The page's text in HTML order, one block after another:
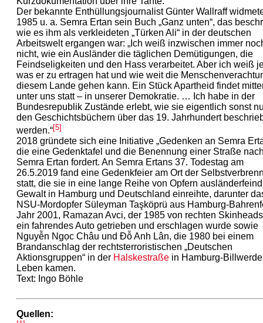
Der bekannte Enthüllungsjournalist Günter Wallraff
1985 u. a. Semra Ertan sein Buch „Ganz unten“, das
wie es ihm als verkleideten „Türken Ali“ in der deutschen
Arbeitswelt ergangen war: „Ich weiß inzwischen immer
nicht, wie ein Ausländer die täglichen Demütigungen, die
Feindseligkeiten und den Hass verarbeitet. Aber ich weiß
was er zu ertragen hat und wie weit die
diesem Lande gehen kann. Ein Stück Apartheid findet
unter uns statt – in unserer Demokratie. … Ich habe in der
Bundesrepublik Zustände erlebt, wie sie eigentlich sonst
den Geschichtsbüchern über das 19. Jahrhundert
werden.“[5]
2018 gründete sich eine Initiative „Gedenken an Semra
die eine Gedenktafel und die Benennung einer Straße
Semra Ertan fordert. An Semra Ertans 37. Todestag am
26.5.2019 fand eine Gedenkfeier am Ort der
statt, die sie in eine lange Reihe von Opfern
Gewalt in Hamburg und Deutschland einreihte, darunter
NSU-Mordopfer Süleyman Taşköprü aus Hamburg-
Jahr 2001, Ramazan Avci, der 1985 von rechten
ein fahrendes Auto getrieben und erschlagen wurde sowie
Nguyễn Ngọc Châu und Đỗ Anh Lân, die 1980 bei einem
Brandanschlag der rechtsterroristischen „Deutschen
Aktionsgruppen“ in der Halskestraße in Hamburg-
Leben kamen.
Text: Ingo Böhle
Quellen: